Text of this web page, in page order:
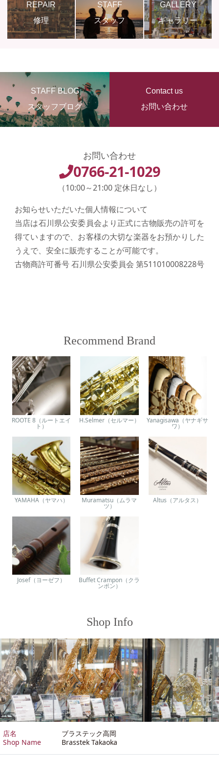
REPAIR
修理
STAFF
スタッフ
GALLERY
ギャラリー
STAFF BLOG
スタッフブログ
Contact us
お問い合わせ
お問い合わせ
0766-21-1029
（10:00～21:00 定休日なし）
お知らせいただいた個人情報について
当店は石川県公安委員会より正式に古物販売の許可を
得ていますので、お客様の大切な楽器をお預かりした
うえで、安全に販売することが可能です。
古物商許可番号 石川県公安委員会 第511010008228号
Recommend Brand
ROOTE 8（ルートエイ
ト）
H.Selmer（セルマー） Yanagisawa（ヤナギサ
ワ）
YAMAHA（ヤマハ） Muramatsu（ムラマ
ツ）
Altus（アルタス）
Josef（ヨーゼフ） Buffet Crampon（クラ
ンポン）
Shop Info
店名
Shop Name
ブラステック高岡
Brasstek Takaoka